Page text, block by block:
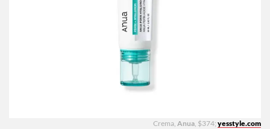
Crema, Anua , $374; yesstyle.com